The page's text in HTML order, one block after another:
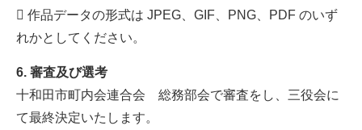
 作品データの形式は JPEG、GIF、PNG、PDF のいず
れかとしてください。
6. 審査及び選考
十和田市町内会連合会 総務部会で審査をし、三役会に
て最終決定いたします。